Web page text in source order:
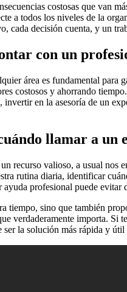
costosas que van
a todos los niveles de la
cada decisión cuenta, y un
con un
área es fundamental para
costosos y ahorrando
en la asesoría de un
llamar a un
recurso valioso, a usual nos
rutina diaria, identificar
profesional puede evitar
tiempo, sino que también
verdaderamente importa. Si
ser la solución más rápida y